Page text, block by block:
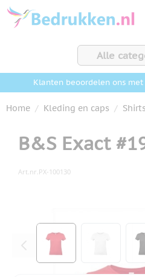
Ga naar de inhoud
Alle
Klanten beoordelen ons met
Home / Kleding en caps / Shirts
B&S Exact
Art.nr. PX-100130
View larger image
View